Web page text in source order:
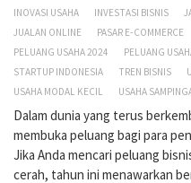
INOVASI USAHA
INVESTASI BISNIS
JUALAN ONLINE
PASAR E-COMMERCE
PELUANG USAHA 2024
PELUANG
STARTUP INDONESIA
TREN BISNIS
USAHA MODAL KECIL
USAHA
Dalam dunia yang terus
membuka peluang bagi para
Jika Anda mencari peluang
cerah, tahun ini menawarkan